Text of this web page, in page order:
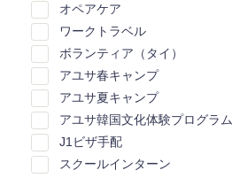
オペアケア
ワークトラベル
ボランティア（タイ）
アユサ春キャンプ
アユサ夏キャンプ
アユサ韓国文化体験プログラム
J1ビザ手配
スクールインターン